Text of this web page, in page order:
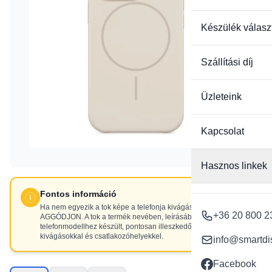
Készülék
Szállítási díj
Üzleteink
Kapcsolat
Hasznos linkek
+36 20 800
Facebook
Fontos információ
Ha nem egyezik a tok képe a telefonja kivágásaival, NE
AGGÓDJON. A tok a termék nevében, leírásában szereplő
telefonmodellhez készült, pontosan illeszkedő
kivágásokkal és csatlakozóhelyekkel.